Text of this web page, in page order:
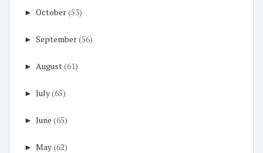
► October(53)
► September(56)
► August(61)
► July(65)
► June (65)
► May(62)